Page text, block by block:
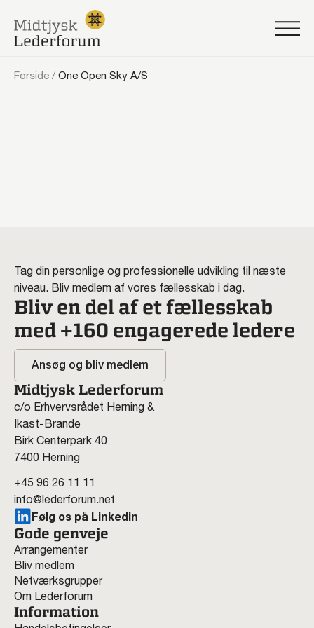
Forside / One Open Sky A/S
Tag din personlige og professionelle udvikling til næste
niveau. Bliv medlem af vores fællesskab i dag.
Bliv en del af et fællesskab
med +160 engagerede ledere
Ansøg og bliv medlem
Midtjysk Lederforum
c/o Erhvervsrådet Herning &
Ikast-Brande
Birk Centerpark 40
7400 Herning
+45 96 26 11 11
info@lederforum.net
Følg os på Linkedin
Gode genveje
Arrangementer
Bliv medlem
Netværksgrupper
Om Lederforum
Information